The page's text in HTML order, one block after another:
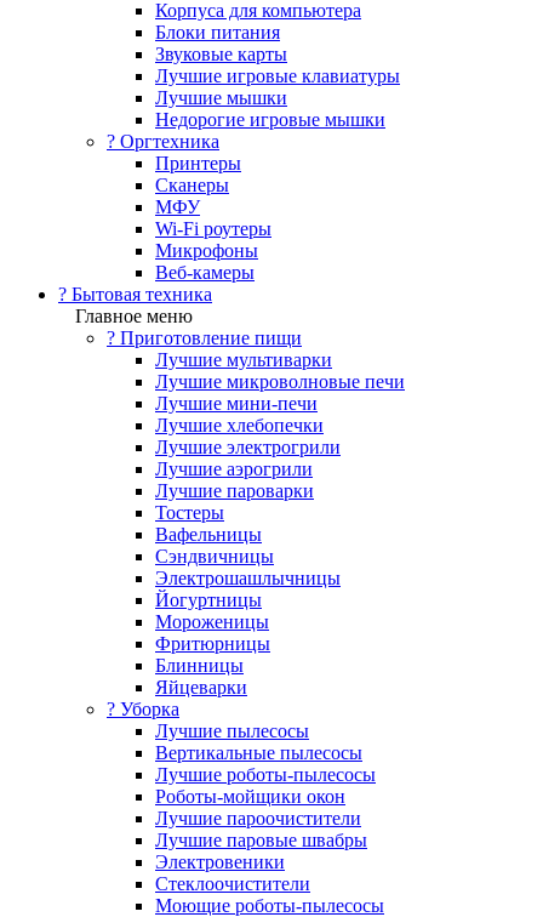
Корпуса для компьютера
Блоки питания
Звуковые карты
Лучшие игровые клавиатуры
Лучшие мышки
Недорогие игровые мышки
?️ Оргтехника
Принтеры
Сканеры
МФУ
Wi-Fi роутеры
Микрофоны
Веб-камеры
? Бытовая техника
Главное меню
? Приготовление пищи
Лучшие мультиварки
Лучшие микроволновые печи
Лучшие мини-печи
Лучшие хлебопечки
Лучшие электрогрили
Лучшие аэрогрили
Лучшие пароварки
Тостеры
Вафельницы
Сэндвичницы
Электрошашлычницы
Йогуртницы
Мороженицы
Фритюрницы
Блинницы
Яйцеварки
? Уборка
Лучшие пылесосы
Вертикальные пылесосы
Лучшие роботы-пылесосы
Роботы-мойщики окон
Лучшие пароочистители
Лучшие паровые швабры
Электровеники
Стеклоочистители
Моющие роботы-пылесосы